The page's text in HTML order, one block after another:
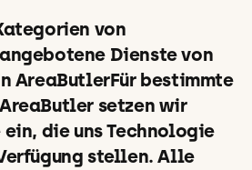
von
Dienste von
AreaButlerFür bestimmte
setzen wir
die uns Technologie
stellen. Alle